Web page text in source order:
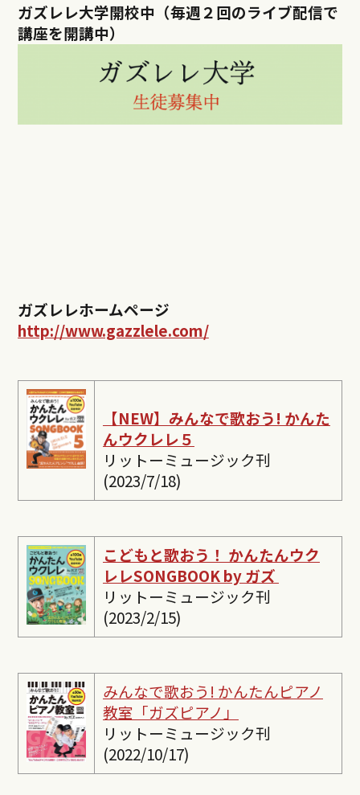
ガズレレ大学開校中（毎週２回のライブ配信で
講座を開講中）
ガズレレホームページ
http://www.gazzlele.com/
【NEW】みんなで歌おう! かんた
んウクレレ５
リットーミュージック刊
(2023/7/18)
こどもと歌おう！ かんたんウク
レレSONGBOOK by ガズ
リットーミュージック刊
(2023/2/15)
みんなで歌おう! かんたんピアノ
教室「ガズピアノ」
リットーミュージック刊
(2022/10/17)